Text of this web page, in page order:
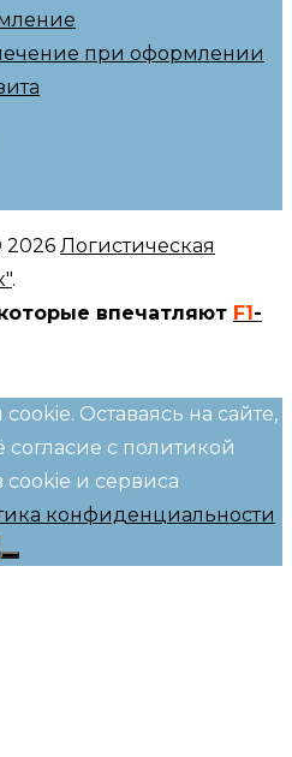
при оформлении
2026 Логистическая
.
впечатляют F1-
Оставаясь на сайте,
с политикой
и сервиса
конфиденциальности